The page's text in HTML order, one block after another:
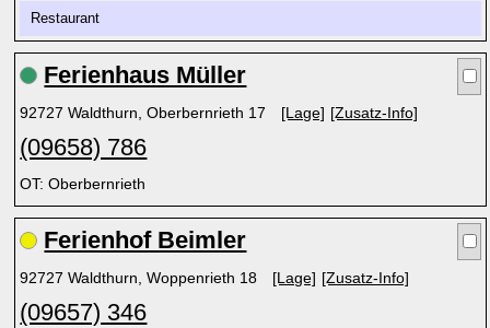
Restaurant
Ferienhaus Müller
92727 Waldthurn, Oberbernrieth 17 [Lage] [Zusatz-Info]
(09658) 786
OT: Oberbernrieth
Ferienhof Beimler
92727 Waldthurn, Woppenrieth 18 [Lage] [Zusatz-Info]
(09657) 346